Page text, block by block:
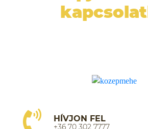
HÍVJON FEL
+36 70 302 7777